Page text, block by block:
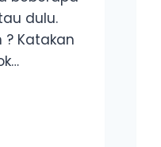
dulu.
? Katakan